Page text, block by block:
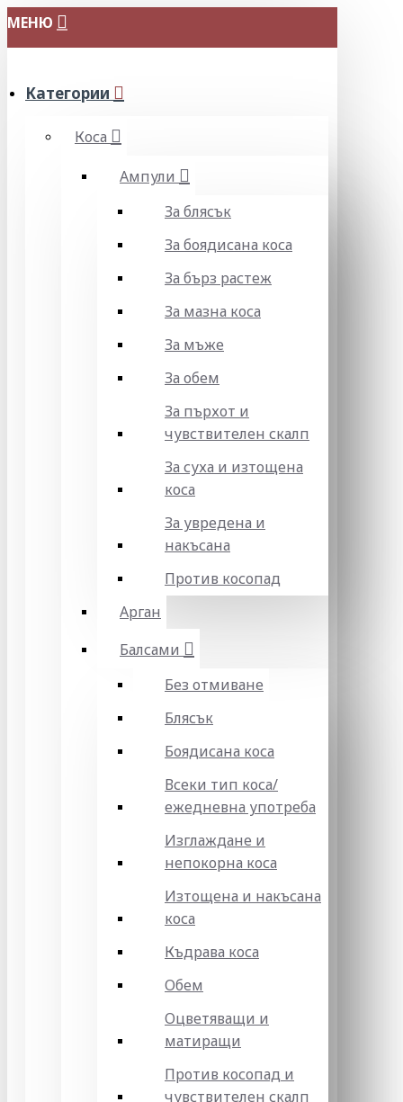
МЕНЮ
Категории
Коса
Ампули
За блясък
За боядисана коса
За бърз растеж
За мазна коса
За мъже
За обем
За пърхот и
чувствителен скалп
За суха и изтощена
коса
За увредена и
накъсана
Против косопад
Арган
Балсами
Без отмиване
Блясък
Боядисана коса
Всеки тип коса/
ежедневна употреба
Изглаждане и
непокорна коса
Изтощена и накъсана
коса
Къдрава коса
Обем
Оцветяващи и
матиращи
Против косопад и
чувствителен скалп